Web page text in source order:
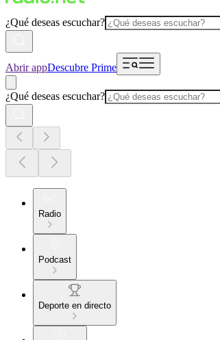
¿Qué deseas escuchar?
Abrir appDescubre Prime
¿Qué deseas escuchar?
Radio
Podcast
Deporte en directo